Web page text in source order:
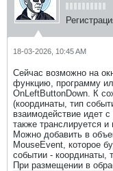
18-03-2026, 10:45 AM
Сейчас возможно на
функцию, программу
OnLeftButtonDown. К
(координаты, тип
взаимодействие идет
также транслируется и
Можно добавить в
MouseEvent, которое
событии - координаты,
При размещении в